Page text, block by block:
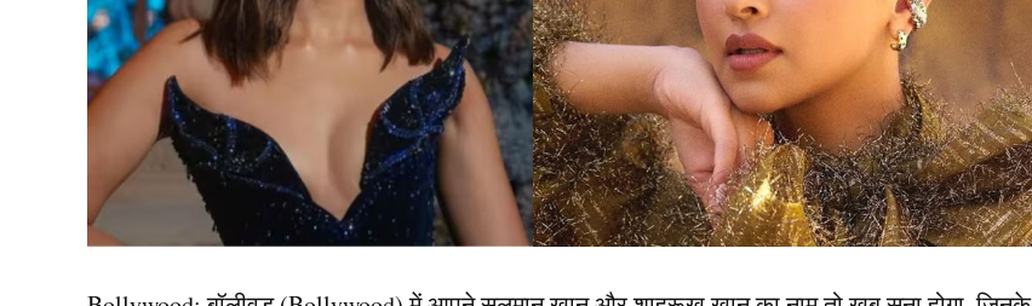
Kl Rahul
वनडे क्रिकेट के लिए केएल राहुल को प्राथमिक विकेटकीपर (WicketKeeper) के रूप में बनाए रखा गया है।
राहुल ने वर्ल्ड कप 2023 और चैंपियंस ट्रॉफी में बेहतरीन बल्लेबाज़ी के साथ विकेट के पीछे भी शानदार प्रदर्शन
किया था। उनकी बल्लेबाज़ी में संतुलन, अनुभव और शांत चित शैली के चलते वह इस फॉर्मेट के लिए बेस्ट विकल्प
माने गए हैं। उनकी फिटनेस को लेकर बीते समय में सवाल जरूर उठे थे, लेकिन फिलहाल वह BCCI की पहली पसंद